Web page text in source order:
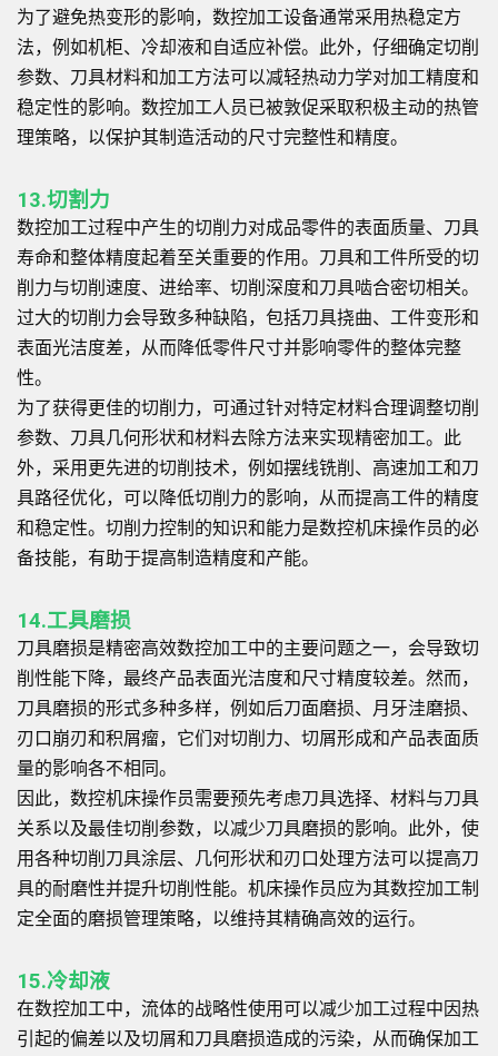
为了避免热变形的影响，数控加工设备通常采用热稳定方
法，例如机柜、冷却液和自适应补偿。此外，仔细确定切削
参数、刀具材料和加工方法可以减轻热动力学对加工精度和
稳定性的影响。数控加工人员已被敦促采取积极主动的热管
理策略，以保护其制造活动的尺寸完整性和精度。
13.切割力
数控加工过程中产生的切削力对成品零件的表面质量、刀具
寿命和整体精度起着至关重要的作用。刀具和工件所受的切
削力与切削速度、进给率、切削深度和刀具啮合密切相关。
过大的切削力会导致多种缺陷，包括刀具挠曲、工件变形和
表面光洁度差，从而降低零件尺寸并影响零件的整体完整
性。
为了获得更佳的切削力，可通过针对特定材料合理调整切削
参数、刀具几何形状和材料去除方法来实现精密加工。此
外，采用更先进的切削技术，例如摆线铣削、高速加工和刀
具路径优化，可以降低切削力的影响，从而提高工件的精度
和稳定性。切削力控制的知识和能力是数控机床操作员的必
备技能，有助于提高制造精度和产能。
14.工具磨损
刀具磨损是精密高效数控加工中的主要问题之一，会导致切
削性能下降，最终产品表面光洁度和尺寸精度较差。然而，
刀具磨损的形式多种多样，例如后刀面磨损、月牙洼磨损、
刃口崩刃和积屑瘤，它们对切削力、切屑形成和产品表面质
量的影响各不相同。
因此，数控机床操作员需要预先考虑刀具选择、材料与刀具
关系以及最佳切削参数，以减少刀具磨损的影响。此外，使
用各种切削刀具涂层、几何形状和刃口处理方法可以提高刀
具的耐磨性并提升切削性能。机床操作员应为其数控加工制
定全面的磨损管理策略，以维持其精确高效的运行。
15.冷却液
在数控加工中，流体的战略性使用可以减少加工过程中因热
引起的偏差以及切屑和刀具磨损造成的污染，从而确保加工